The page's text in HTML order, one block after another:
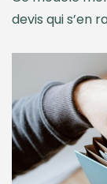
devis qui s’en